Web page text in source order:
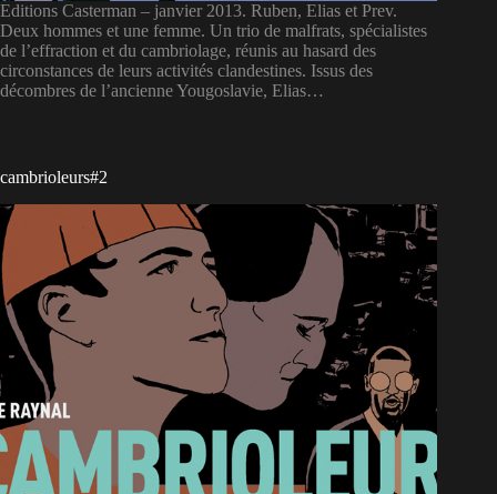
Editions Casterman – janvier 2013. Ruben, Elias et Prev.
Deux hommes et une femme. Un trio de malfrats, spécialistes
de l’effraction et du cambriolage, réunis au hasard des
circonstances de leurs activités clandestines. Issus des
décombres de l’ancienne Yougoslavie, Elias…
cambrioleurs#2